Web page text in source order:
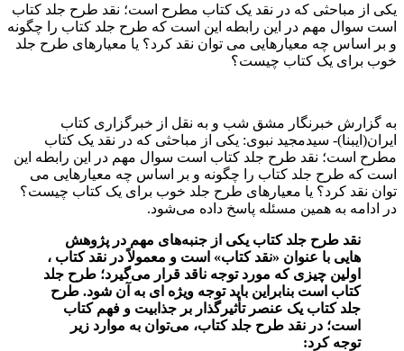
یکی از مباحثی که در نقد یک کتاب مطرح است؛ نقد طرح جلد کتاب
است سوال مهم در این رابطه این است که طرح جلد کتاب را چگونه
و بر اساس چه معیارهایی می توان نقد کرد؟ یا معیارهای طرح جلد
خوب برای یک کتاب چیست؟
به گزارش خبرنگار مشق شب و به نقل از خبرگزاری کتاب
ایران(ایبنا)- سیدمجید نبوی: یکی از مباحثی که در نقد یک کتاب
مطرح است؛ نقد طرح جلد کتاب است سوال مهم در این رابطه این
است که طرح جلد کتاب را چگونه و بر اساس چه معیارهایی می
توان نقد کرد؟ یا معیارهای طرح جلد خوب برای یک کتاب چیست؟
در ادامه به همین مسئله پاسخ داده می‌شود.
نقد طرح جلد کتاب یکی از جنبه‌های مهم در پژوهش
هایی با عنوان «نقد کتاب‌» است و معمولاً در نقد کتاب ،
اولین چیزی که مورد توجه ناقد قرار می‌گیرد؛ طرح جلد
کتاب است بنابراین باید توجه ویژه ای به آن شود. طرح
جلد کتاب یک عنصر تأثیرگذار بر جذابیت و فهم کتاب
است؛ در نقد طرح جلد کتاب، می‌توان به موارد زیر
توجه کرد: